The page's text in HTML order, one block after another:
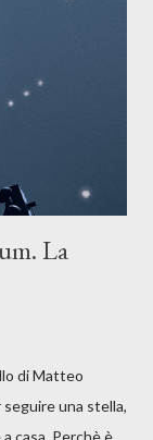
trovare respiro
è anche una
nuovo percorso
La
di Matteo
una stella,
casa. Perchè è